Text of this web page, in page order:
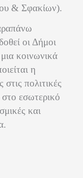
& Σφακίων).
οι Δήμοι
κοινωνικά
η
πολιτικές
εσωτερικό
και